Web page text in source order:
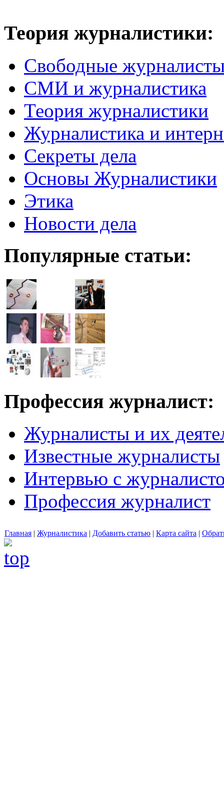
Теория журналистики:
Свободные
СМИ и журналистика
Теория журналистики
Журналистика и
Секреты дела
Основы Журналистики
Этика
Новости дела
Популярные статьи:
Профессия журналист:
Журналисты и их
Известные журналисты
Интервью с
Профессия журналист
Главная | Журналистика | Добавить статью | Карта сайта |